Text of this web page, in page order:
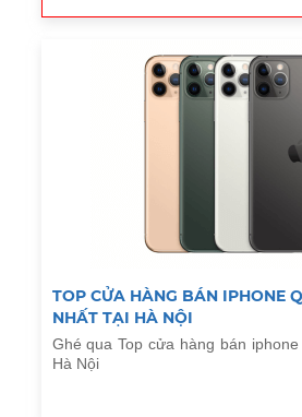
TOP CỬA HÀNG BÁN IPHONE
NHẤT TẠI HÀ NỘI
Ghé qua Top cửa hàng bán
Hà Nội